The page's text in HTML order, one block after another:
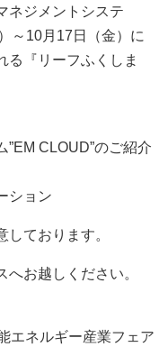
ネジメントシステ
～10月17日（金）に
る『リーフふくしま
”EM CLOUD”のご紹介
ション
ております。
お越しください。
エネルギー産業フェア